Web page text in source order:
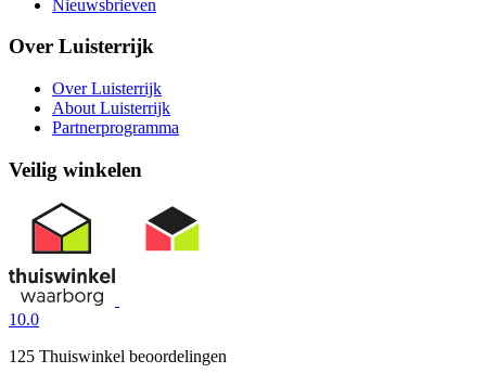
Nieuwsbrieven
Over Luisterrijk
Over Luisterrijk
About Luisterrijk
Partnerprogramma
Veilig winkelen
10.0
125 Thuiswinkel beoordelingen